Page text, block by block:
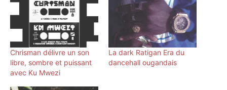
Chrisman délivre un son
libre, sombre et puissant
avec Ku Mwezi
La dark Ratigan Era du
dancehall ougandais